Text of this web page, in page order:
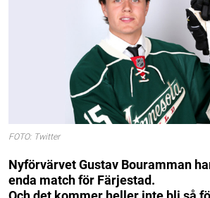
FOTO: Twitter
Nyförvärvet Gustav Bouramman
enda match för Färjestad.